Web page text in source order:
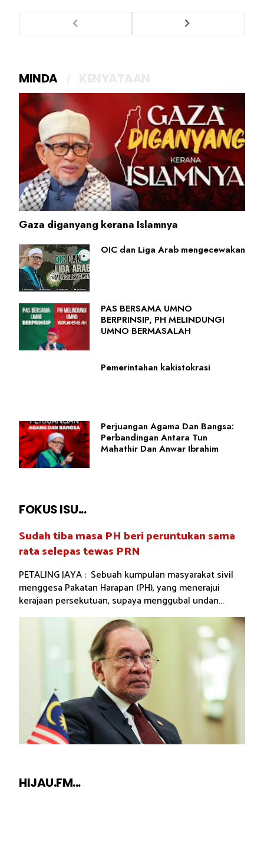
MINDA
Gaza diganyang kerana Islamnya
OIC dan Liga Arab mengecewakan
PAS BERSAMA UMNO
BERPRINSIP, PH MELINDUNGI
UMNO BERMASALAH
Pemerintahan kakistokrasi
Perjuangan Agama Dan Bangsa:
Perbandingan Antara Tun
Mahathir Dan Anwar Ibrahim
FOKUS ISU...
Sudah tiba masa PH beri peruntukan sama
rata selepas tewas PRN
PETALING JAYA : Sebuah kumpulan masyarakat sivil
menggesa Pakatan Harapan (PH), yang menerajui
kerajaan persekutuan, supaya menggubal undan...
HIJAU.FM...